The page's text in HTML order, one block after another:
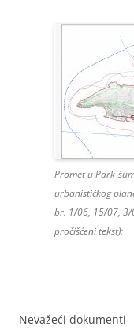
Promet u Park-
urbanističkog
br. 1/06, 15/07,
pročišćeni tekst):
Nevažeći dokumenti